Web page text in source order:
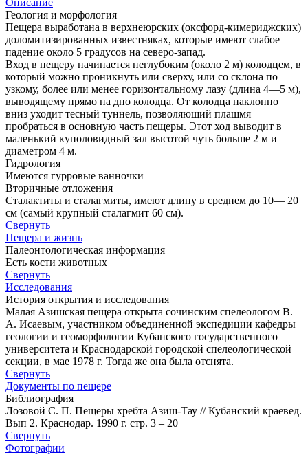
Описание
Геология и морфология
Пещера выработана в верхнеюрских (оксфорд-кимериджских)
доломитизированных известняках, которые имеют слабое
падение около 5 градусов на северо-запад.
Вход в пещеру начинается неглубоким (около 2 м) колодцем, в
который можно проникнуть или сверху, или со склона по
узкому, более или менее горизонтальному лазу (длина 4—5 м),
выводящему прямо на дно колодца. От колодца наклонно
вниз уходит тесный туннель, позволяющий плашмя
пробраться в основную часть пещеры. Этот ход выводит в
маленький куполовидный зал высотой чуть больше 2 м и
диаметром 4 м.
Гидрология
Имеются гурровые ванночки
Вторичные отложения
Сталактиты и сталагмиты, имеют длину в среднем до 10— 20
см (самый крупный сталагмит 60 см).
Свернуть
Пещера и жизнь
Палеонтологическая информация
Есть кости животных
Свернуть
Исследования
История открытия и исследования
Малая Азишская пещера открыта сочинским спелеологом В.
А. Исаевым, участником объединенной экспедиции кафедры
геологии и геоморфологии Кубанского государственного
университета и Краснодарской городской спелеологической
секции, в мае 1978 г. Тогда же она была отснята.
Свернуть
Документы по пещере
Библиография
Лозовой С. П. Пещеры хребта Азиш-Тау // Кубанский краевед.
Вып 2. Краснодар. 1990 г. стр. 3 – 20
Свернуть
Фотографии